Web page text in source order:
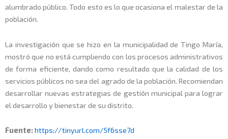
alumbrado público. Todo esto es lo que ocasiona el malestar de la
población.
La investigación que se hizo en la municipalidad de Tingo María,
mostró que no está cumpliendo con los procesos administrativos
de forma eficiente, dando como resultado que la calidad de los
servicios públicos no sea del agrado de la población. Recomiendan
desarrollar nuevas estrategias de gestión municipal para lograr
el desarrollo y bienestar de su distrito.
Fuente:https://tinyurl.com/5f6sse7d